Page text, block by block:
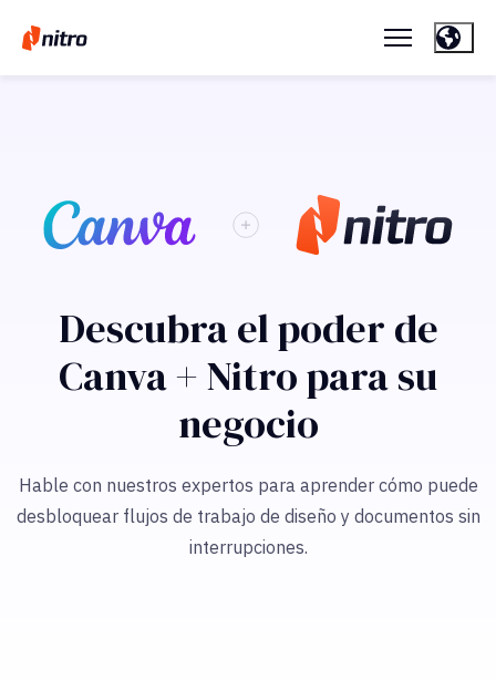
Descubra el poder de
Canva + Nitro para su
negocio
Hable con nuestros expertos para aprender cómo puede
desbloquear flujos de trabajo de diseño y documentos sin
interrupciones.